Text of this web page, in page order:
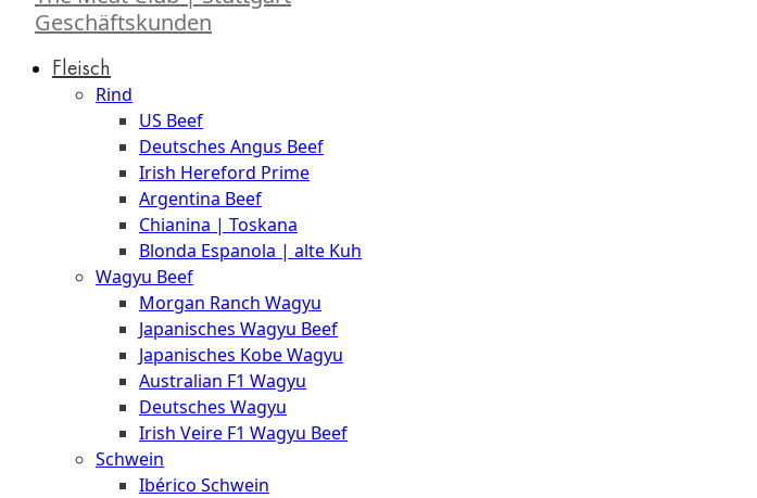
Geschäftskunden
Fleisch
Rind
US Beef
Deutsches Angus Beef
Irish Hereford Prime
Argentina Beef
Chianina | Toskana
Blonda Espanola | alte Kuh
Wagyu Beef
Morgan Ranch Wagyu
Japanisches Wagyu Beef
Japanisches Kobe Wagyu
Australian F1 Wagyu
Deutsches Wagyu
Irish Veire F1 Wagyu Beef
Schwein
Ibérico Schwein